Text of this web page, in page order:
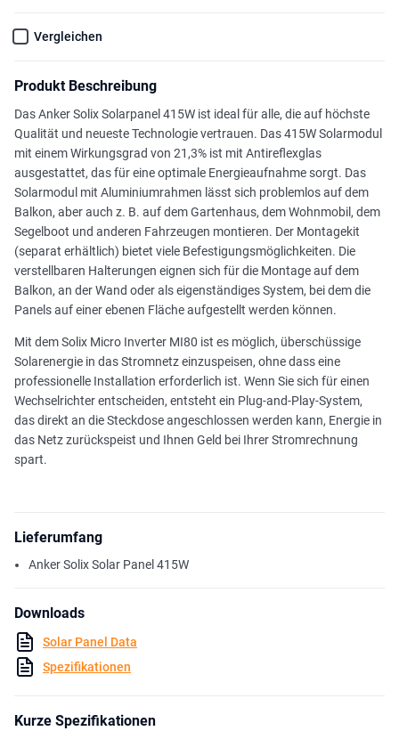
Vergleichen
Produkt Beschreibung
Das Anker Solix Solarpanel 415W ist ideal für alle, die auf höchste
Qualität und neueste Technologie vertrauen. Das 415W Solarmodul
mit einem Wirkungsgrad von 21,3% ist mit Antireflexglas
ausgestattet, das für eine optimale Energieaufnahme sorgt. Das
Solarmodul mit Aluminiumrahmen lässt sich problemlos auf dem
Balkon, aber auch z. B. auf dem Gartenhaus, dem Wohnmobil, dem
Segelboot und anderen Fahrzeugen montieren. Der Montagekit
(separat erhältlich) bietet viele Befestigungsmöglichkeiten. Die
verstellbaren Halterungen eignen sich für die Montage auf dem
Balkon, an der Wand oder als eigenständiges System, bei dem die
Panels auf einer ebenen Fläche aufgestellt werden können.
Mit dem Solix Micro Inverter MI80 ist es möglich, überschüssige
Solarenergie in das Stromnetz einzuspeisen, ohne dass eine
professionelle Installation erforderlich ist. Wenn Sie sich für einen
Wechselrichter entscheiden, entsteht ein Plug-and-Play-System,
das direkt an die Steckdose angeschlossen werden kann, Energie in
das Netz zurückspeist und Ihnen Geld bei Ihrer Stromrechnung
spart.
Lieferumfang
Anker Solix Solar Panel 415W
Downloads
Solar Panel Data
Spezifikationen
Kurze Spezifikationen